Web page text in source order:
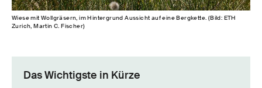
Wiese mit Wollgräsern, im Hintergrund Aussicht auf eine Bergkette. (Bild: ETH
Zurich, Martin C. Fischer)
Das Wichtigste in Kürze